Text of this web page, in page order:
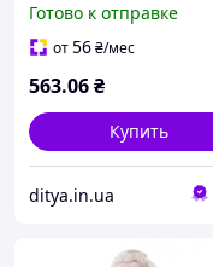
Готово к отправке
от56₴/мес
563.06₴
Купить
ditya.in.ua